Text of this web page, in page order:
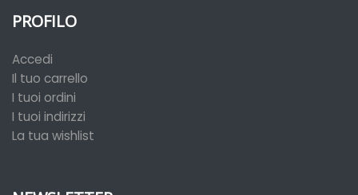
PROFILO
Accedi
Il tuo carrello
I tuoi ordini
I tuoi indirizzi
La tua wishlist